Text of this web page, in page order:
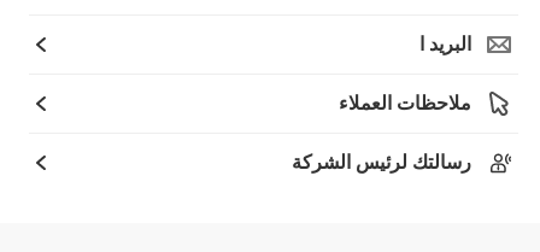
البريد ا
ملاحظات العملاء
رسالتك لرئيس الشركة